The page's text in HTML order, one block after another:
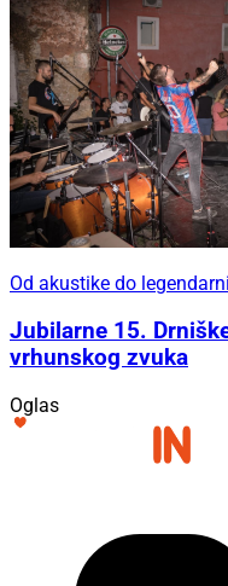
Od akustike do
Jubilarne 15.
vrhunskog zvuka
Oglas